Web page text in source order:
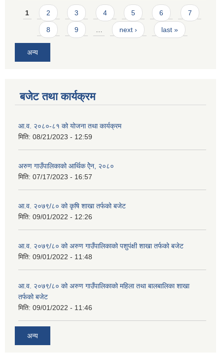
Pages
1 2 3 4 5 6 7
8 9 next › last »
अन्य
बजेट तथा कार्यक्रम
आ.व. २०८०-८१ को योजना तथा कार्यक्रम
मिति: 08/21/2023 - 12:59
अरुण गाउँपालिकाको आर्थिक ऐेन, २०८०
मिति: 07/17/2023 - 16:57
आ.व. २०७९/८० को कृषि शाखा तर्फको बजेट
मिति: 09/01/2022 - 12:26
आ.व. २०७९/८० को अरुण गाउँपालिकाको पशुपंक्षी शाखा तर्फको बजेट
मिति: 09/01/2022 - 11:48
आ.व. २०७९/८० को अरुण गाउँपालिकाको महिला तथा बालबालिका शाखा
तर्फको बजेट
मिति: 09/01/2022 - 11:46
अन्य